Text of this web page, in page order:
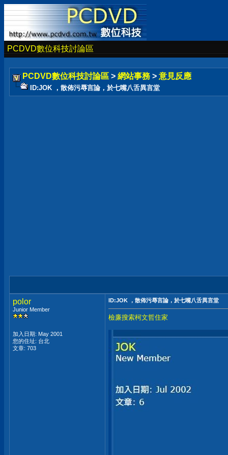
PCDVD數位科技討論區
PCDVD數位科技討論區 > 網站事務 > 意見反應
ID:JOK ，散佈污辱言論，於七嘴八舌異言堂
polor
Junior Member
加入日期: May 2001
您的住址: 台北
文章: 703
ID:JOK ，散佈污辱言論，於七嘴八舌異言堂
檢廉搜索柯文哲住家